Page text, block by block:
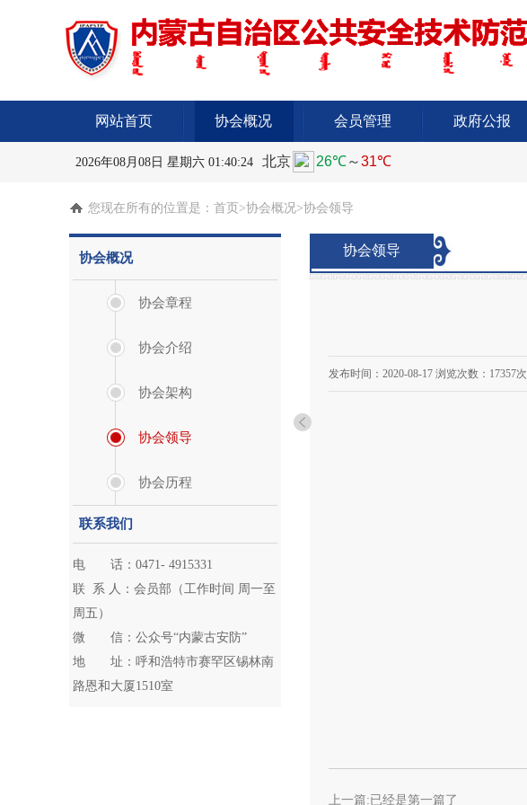
网站首页 协会概况 会员管理 政府公报
2026年08月08日 星期六 01:40:24
您现在所有的位置是： 首页 >协会概况>协会领导
协会概况
协会章程
协会介绍
协会架构
协会领导
协会历程
联系我们
电 话：0471- 4915331
联 系 人：会员部（工作时间 周一至
周五）
微 信：公众号“内蒙古安防”
地 址：呼和浩特市赛罕区锡林南
路恩和大厦1510室
协会领导
发布时间： 2020-08-17浏览次数： 17357次
上一篇:已经是第一篇了